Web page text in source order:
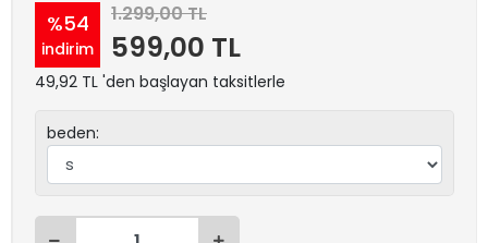
%54
indirim
1.299,00 TL
599,00 TL
49,92 TL 'den başlayan taksitlerle
beden: